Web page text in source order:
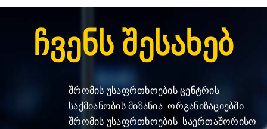
Ჩვენს Შესახებ
შრომის უსაფრთხოების ცენტრის
საქმიანობის მიზანია ორგანიზაციებში
შრომის უსაფრთხოების საერთაშორისო